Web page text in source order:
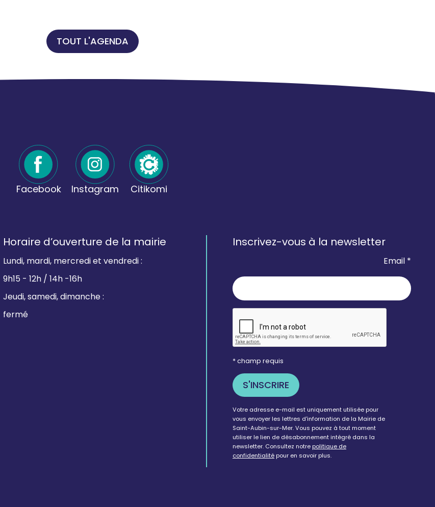
TOUT L'AGENDA
Facebook Instagram Citikomi
Horaire d’ouverture de la mairie
Lundi, mardi, mercredi et vendredi :
9h15 - 12h / 14h -16h
Jeudi, samedi, dimanche :
fermé
Inscrivez-vous à la newsletter
Email *
* champ requis
Votre adresse e-mail est uniquement utilisée pour
vous envoyer les lettres d'information de la Mairie de
Saint-Aubin-sur-Mer. Vous pouvez à tout moment
utiliser le lien de désabonnement intégré dans la
newsletter. Consultez notrepolitique de
confidentialitépour en savoir plus.